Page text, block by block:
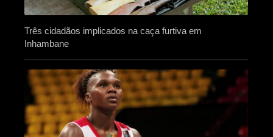
Três cidadãos implicados na caça furtiva em
Inhambane